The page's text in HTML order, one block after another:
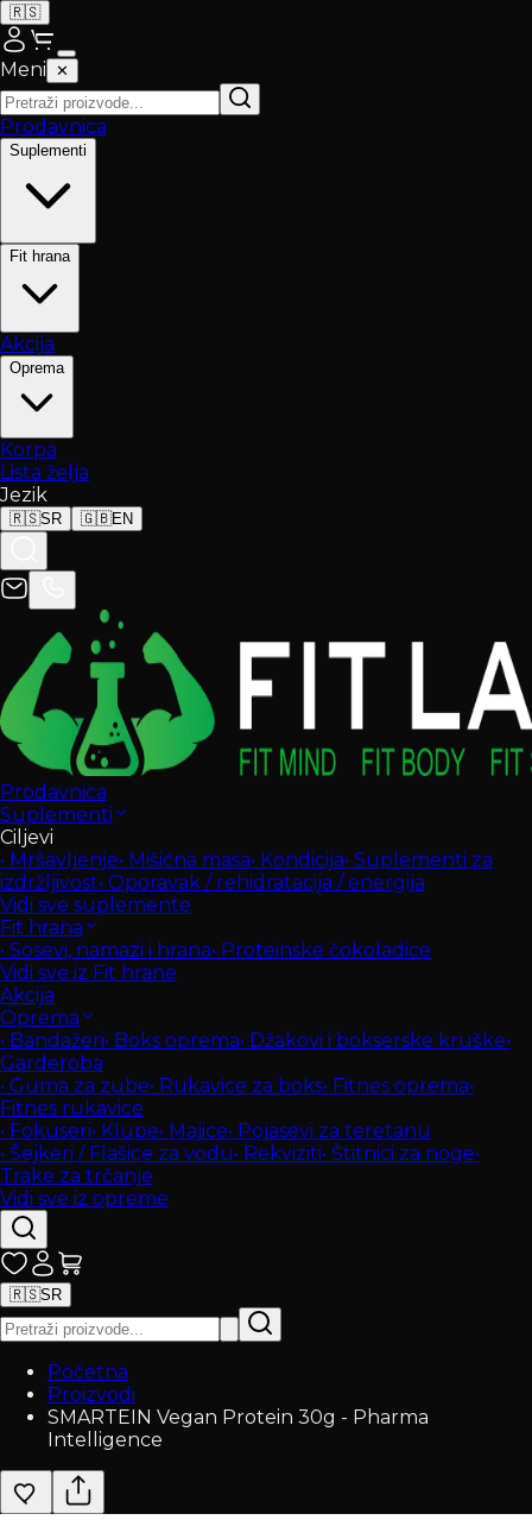
🇷🇸
Meni ✕
Prodavnica
Suplementi
Fit hrana
Akcija
Oprema
Korpa
Lista želja
Jezik
🇷🇸SR 🇬🇧EN
Prodavnica
Suplementi
Ciljevi
• Mršavljenje• Mišićna masa• Kondicija• Suplementi za
izdržljivost• Oporavak / rehidratacija / energija
Vidi sve suplemente
Fit hrana
• Sosevi, namazi i hrana• Proteinske čokoladice
Vidi sve iz Fit hrane
Akcija
Oprema
• Bandažeri• Boks oprema• Džakovi i bokserske kruške•
Garderoba
• Guma za zube• Rukavice za boks• Fitnes oprema•
Fitnes rukavice
• Fokuseri• Klupe• Majice• Pojasevi za teretanu
• Šejkeri / Flašice za vodu• Rekviziti• Štitnici za noge•
Trake za trčanje
Vidi sve iz opreme
🇷🇸SR
Početna
Proizvodi
SMARTEIN Vegan Protein 30g - Pharma
Intelligence